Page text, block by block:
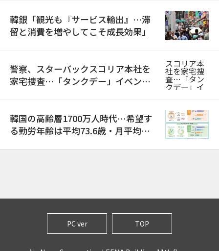
韓銀「観光も『サービス輸出』…滞
留と消費を増やしてこそ成長効果」
警察、スターバックスコリア本社を
家宅捜査…「タンクデー」イベント
韓国の高齢層1700万人時代…希望す
る勤労年齢は平均73.6歳・月平均賃
PC ver TOP